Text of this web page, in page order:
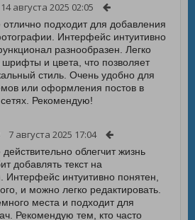
14 августа 2025 02:05
подходит для добавления
Интерфейс интуитивно
разнообразен. Легко
шрифты и цвета, что позволяет
стиль. Очень удобно для
или оформления постов в
Рекомендую!
7 августа 2025 17:04
облегчит жизнь
добавлять текст на
интуитивно понятен,
и можно легко редактировать.
места и подходит для
Рекомендую тем, кто часто